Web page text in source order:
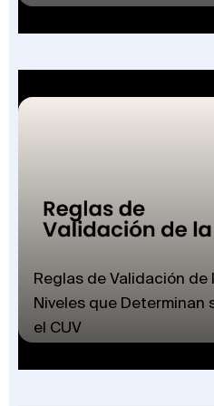
Reglas de Validación de
Niveles que Determinan
el CUV